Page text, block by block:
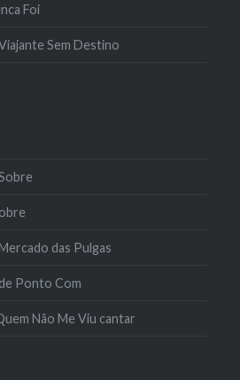
Foi
Sem Destino
das Pulgas
Ponto Com
Não Me Viu cantar